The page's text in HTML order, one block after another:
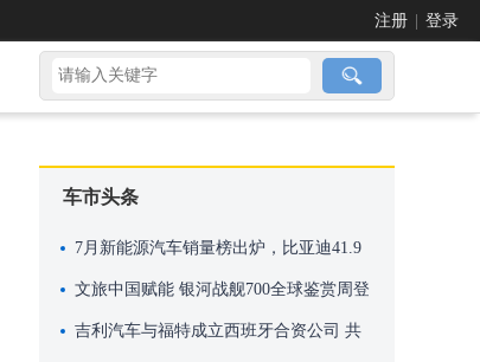
注册 登录
车市头条
7月新能源汽车销量榜出炉，比亚迪41.9
万辆稳居榜首
文旅中国赋能 银河战舰700全球鉴赏周登
陆米兰
吉利汽车与福特成立西班牙合资公司 共